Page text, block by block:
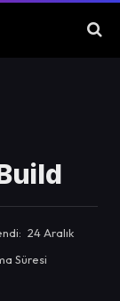
24 Aralık
Süresi